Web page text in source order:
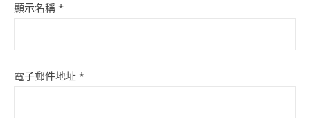
顯示名稱 *
電子郵件地址 *